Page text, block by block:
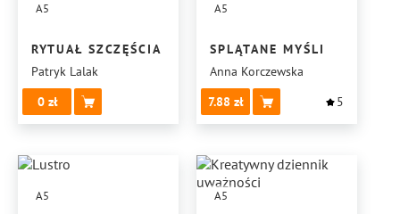
A5
RYTUAŁ SZCZĘŚCIA
Patryk Lalak
0
A5
SPLĄTANE MYŚLI
Anna Korczewska
7.88
5
A5 A5